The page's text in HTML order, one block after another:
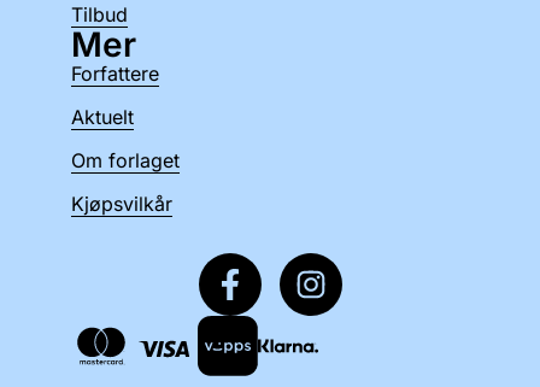
Tilbud
Mer
Forfattere
Aktuelt
Om forlaget
Kjøpsvilkår